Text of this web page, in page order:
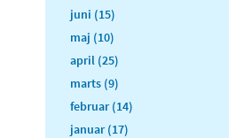
juni (15)
maj (10)
april (25)
marts (9)
februar (14)
januar (17)